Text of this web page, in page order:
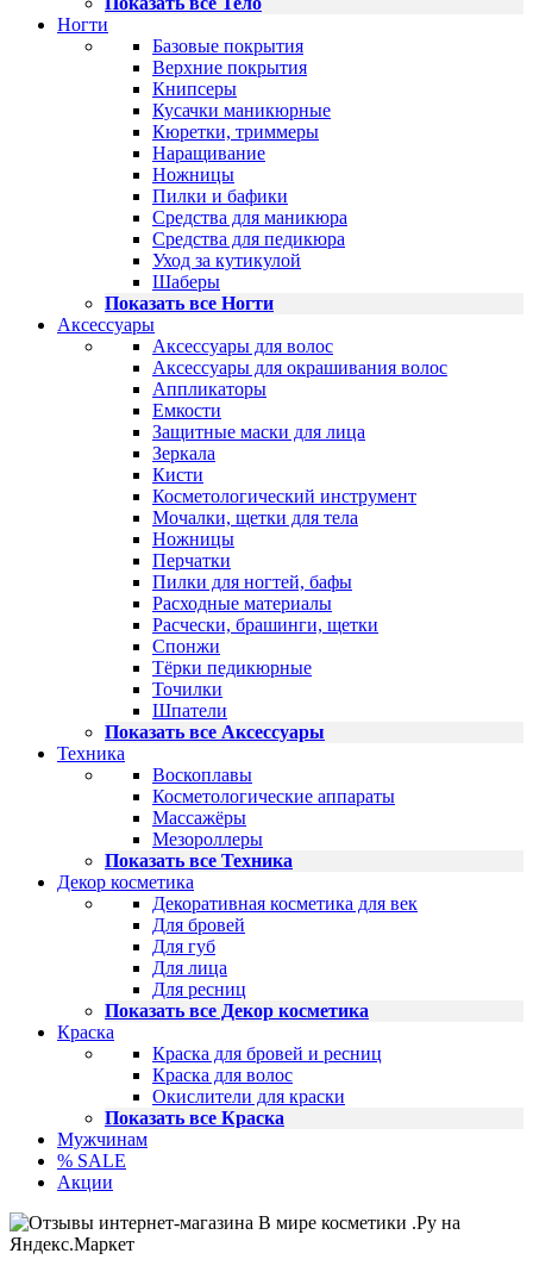
Ногти
Базовые покрытия
Верхние покрытия
Книпсеры
Кусачки маникюрные
Кюретки, триммеры
Наращивание
Ножницы
Пилки и бафики
Средства для маникюра
Средства для педикюра
Уход за кутикулой
Шаберы
Показать все Ногти
Аксессуары
Аксессуары для волос
Аксессуары для окрашивания волос
Аппликаторы
Емкости
Защитные маски для лица
Зеркала
Кисти
Косметологический инструмент
Мочалки, щетки для тела
Ножницы
Перчатки
Пилки для ногтей, бафы
Расходные материалы
Расчески, брашинги, щетки
Спонжи
Тёрки педикюрные
Точилки
Шпатели
Показать все Аксессуары
Техника
Воскоплавы
Косметологические аппараты
Массажёры
Мезороллеры
Показать все Техника
Декор косметика
Декоративная косметика для век
Для бровей
Для губ
Для лица
Для ресниц
Показать все Декор косметика
Краска
Краска для бровей и ресниц
Краска для волос
Окислители для краски
Показать все Краска
Мужчинам
% SALE
Акции